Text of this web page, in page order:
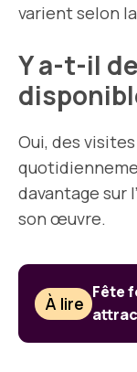
varient selon
Y a-t-il
Oui, des
davantage sur
son œuvre.
À lire
Fête